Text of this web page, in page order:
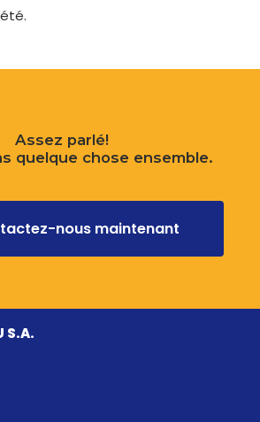
Assez parlé!
quelque chose ensemble.
nous maintenant
S.A.